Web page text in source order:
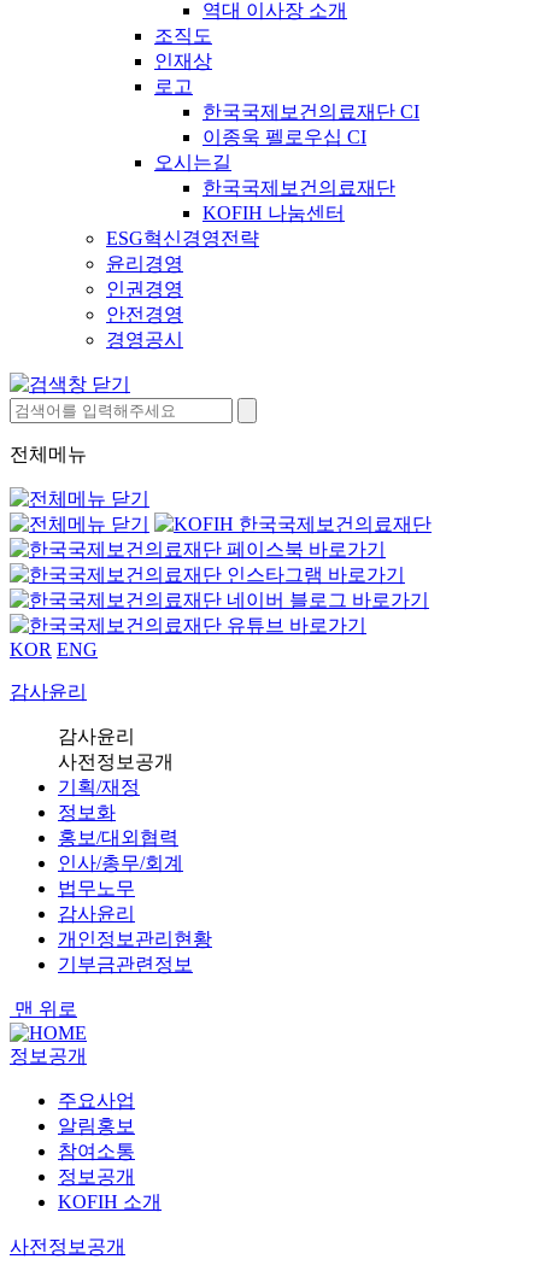
역대 이사장 소개
조직도
인재상
로고
한국국제보건의료재단 CI
이종욱 펠로우십 CI
오시는길
한국국제보건의료재단
KOFIH 나눔센터
ESG혁신경영전략
윤리경영
인권경영
안전경영
경영공시
전체메뉴
KOR ENG
감사윤리
감사윤리
사전정보공개
기획/재정
정보화
홍보/대외협력
인사/총무/회계
법무노무
감사윤리
개인정보관리현황
기부금관련정보
맨 위로
정보공개
주요사업
알림홍보
참여소통
정보공개
KOFIH 소개
사전정보공개